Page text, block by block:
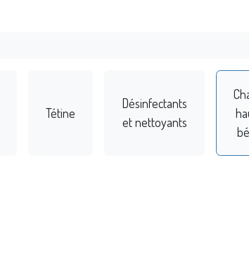
Tétine
Désinfectants
et nettoyants